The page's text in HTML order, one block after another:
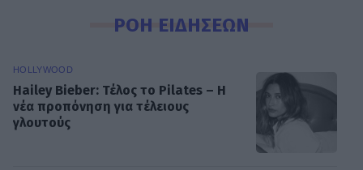
ΡΟΗ ΕΙΔΗΣΕΩΝ
HOLLYWOOD
Hailey Bieber: Τέλος το Pilates – Η
νέα προπόνηση για τέλειους
γλουτούς